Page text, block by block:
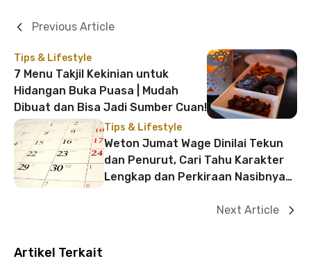
Tips & Lifestyle
7 Menu Takjil Kekinian untuk
Hidangan Buka Puasa | Mudah
Dibuat dan Bisa Jadi Sumber Cuan!
Previous Article
Tips & Lifestyle
Weton Jumat Wage Dinilai Tekun
dan Penurut, Cari Tahu Karakter
Lengkap dan Perkiraan Nasibnya
Next Article
Artikel Terkait